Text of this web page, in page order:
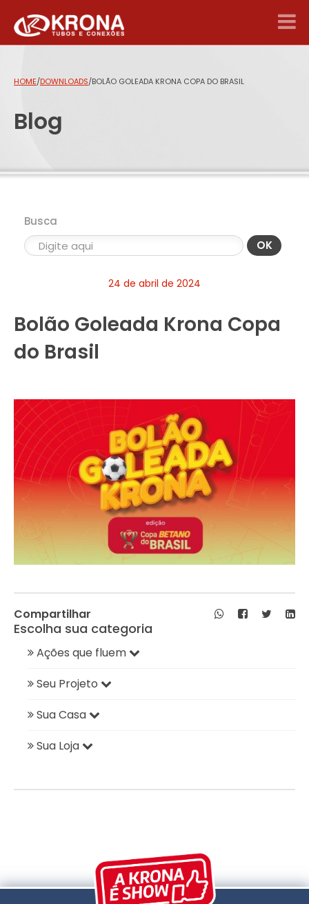
HOME/DOWNLOADS/BOLÃO GOLEADA KRONA COPA DO BRASIL
Blog
Busca
OK
24 de abril de 2024
Bolão Goleada Krona Copa
do Brasil
Compartilhar
Escolha sua categoria
Ações que fluem
Seu Projeto
Sua Casa
Sua Loja